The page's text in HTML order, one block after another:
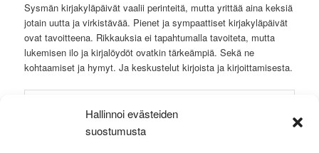
Hallinnoi evästeiden
suostumusta
Sysmän kirjakyläpäivät vaalii perinteitä, mutta yrittää aina keksiä
jotain uutta ja virkistävää. Pienet ja sympaattiset kirjakyläpäivät
ovat tavoitteena. Rikkauksia ei tapahtumalla tavoiteta, mutta
lukemisen ilo ja kirjalöydöt ovatkin tärkeämpiä. Sekä ne
kohtaamiset ja hymyt. Ja keskustelut kirjoista ja kirjoittamisesta.